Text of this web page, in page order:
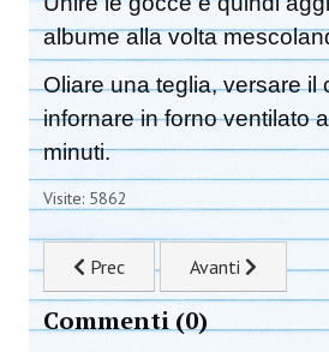
albume alla volta
Oliare una teglia, versare il
infornare in forno ventilato
minuti.
Visite: 5862
Articolo precedente: Ricette di
Prec Articolo
Avanti
Commenti (0)